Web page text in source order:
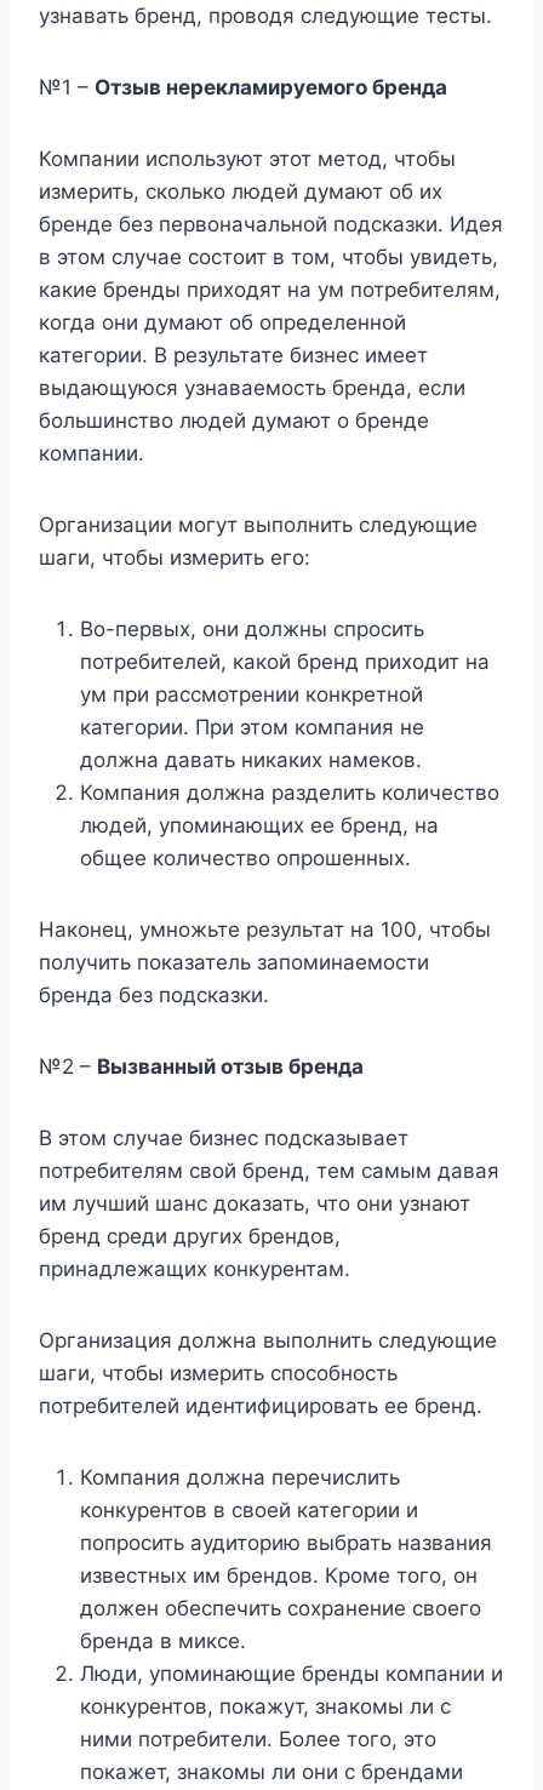
узнавать бренд, проводя следующие тесты.
№1 – Отзыв нерекламируемого бренда
Компании используют этот метод, чтобы
измерить, сколько людей думают об их
бренде без первоначальной подсказки. Идея
в этом случае состоит в том, чтобы увидеть,
какие бренды приходят на ум потребителям,
когда они думают об определенной
категории. В результате бизнес имеет
выдающуюся узнаваемость бренда, если
большинство людей думают о бренде
компании.
Организации могут выполнить следующие
шаги, чтобы измерить его:
Во-первых, они должны спросить
потребителей, какой бренд приходит на
ум при рассмотрении конкретной
категории. При этом компания не
должна давать никаких намеков.
Компания должна разделить количество
людей, упоминающих ее бренд, на
общее количество опрошенных.
Наконец, умножьте результат на 100, чтобы
получить показатель запоминаемости
бренда без подсказки.
№2 – Вызванный отзыв бренда
В этом случае бизнес подсказывает
потребителям свой бренд, тем самым давая
им лучший шанс доказать, что они узнают
бренд среди других брендов,
принадлежащих конкурентам.
Организация должна выполнить следующие
шаги, чтобы измерить способность
потребителей идентифицировать ее бренд.
Компания должна перечислить
конкурентов в своей категории и
попросить аудиторию выбрать названия
известных им брендов. Кроме того, он
должен обеспечить сохранение своего
бренда в миксе.
Люди, упоминающие бренды компании и
конкурентов, покажут, знакомы ли с
ними потребители. Более того, это
покажет, знакомы ли они с брендами